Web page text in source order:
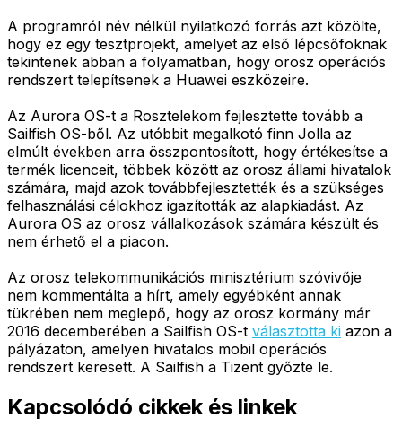
A programról név nélkül nyilatkozó forrás azt közölte,
hogy ez egy tesztprojekt, amelyet az első lépcsőfoknak
tekintenek abban a folyamatban, hogy orosz operációs
rendszert telepítsenek a Huawei eszközeire.
Az Aurora OS-t a Rosztelekom fejlesztette tovább a
Sailfish OS-ből. Az utóbbit megalkotó finn Jolla az
elmúlt években arra összpontosított, hogy értékesítse a
termék licenceit, többek között az orosz állami hivatalok
számára, majd azok továbbfejlesztették és a szükséges
felhasználási célokhoz igazították az alapkiadást. Az
Aurora OS az orosz vállalkozások számára készült és
nem érhető el a piacon.
Az orosz telekommunikációs minisztérium szóvivője
nem kommentálta a hírt, amely egyébként annak
tükrében nem meglepő, hogy az orosz kormány már
2016 decemberében a Sailfish OS-t választotta ki azon a
pályázaton, amelyen hivatalos mobil operációs
rendszert keresett. A Sailfish a Tizent győzte le.
Kapcsolódó cikkek és linkek